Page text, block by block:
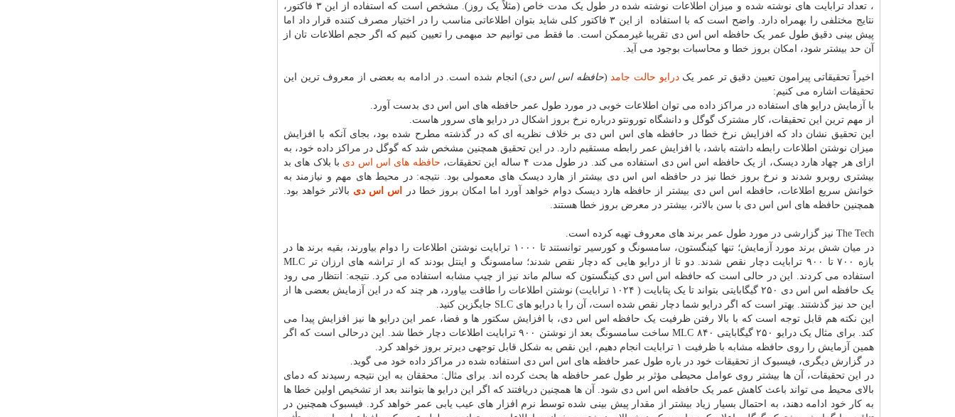
، تعداد ترابایت های نوشته شده و میزان اطلاعات نوشته شده در طول یک مدت خاص (مثلاً یک روز). مشخص است که استفاده از این ۳ فاکتور،
نتایج مختلفی را بهمراه دارد. واضح است که با استفاده از این ۳ فاکتور کلی شاید بتوان اطلاعاتی مناسب را در اختیار مصرف کننده قرار داد اما
پیش بینی دقیق طول عمر یک حافظه اس اس دی تقریبا غیرممکن است. ما فقط می توانیم حد مبهمی را تعیین کنیم که اگر حجم اطلاعات تان از
آن حد بیشتر شود، امکان بروز خطا و محاسبات بوجود می آید.
اخیراً تحقیقاتی پیرامون تعیین دقیق تر عمر یکدرایو حالت جامد(حافظه اس اس دی) انجام شده است. در ادامه به بعضی از معروف ترین این
تحقیقات اشاره می کنیم:
با آزمایش درایو های استفاده در مراکز داده می توان اطلاعات خوبی در مورد طول عمر حافظه های اس اس دی بدست آورد.
از مهم ترین این تحقیقات، کار مشترک گوگل و دانشگاه تورونتو درباره نرخ بروز اشکال در درایو های سرور هاست.
این تحقیق نشان داد که افزایش نرخ خطا در حافظه های اس اس دی بر خلاف نظریه ای که در گذشته مطرح شده بود، بجای آنکه با افزایش
میزان نوشتن اطلاعات رابطه داشته باشد، با افزایش عمر رابطه مستقیم دارد. در این تحقیق همچنین مشخص شد که گوگل در مراکز داده خود، به
ازای هر چهاد هارد دیسک، از یک حافظه اس اس دی استفاده می کند. در طول مدت ۴ ساله این تحقیقات،
حافظه های اس اس دی با بلاک های بد
بیشتری روبرو شدند و نرخ بروز خطا نیز در حافظه اس اس دی بیشتر از هارد دیسک های معمولی بود. نتیجه: در محیط های مهم و نیازمند به
خوانش سریع اطلاعات، حافظه اس اس دی بیشتر از حافظه هارد دیسک دوام خواهد آورد اما امکان بروز خطا در
اس اس دی بالاتر خواهد بود.
همچنین حافظه های اس اس دی با سن بالاتر، بیشتر در معرض بروز خطا هستند.
The Tech نیز گزارشی در مورد طول عمر برند های معروف تهیه کرده است.
در میان شش برند مورد آزمایش؛ تنها کینگستون، سامسونگ و کورسیر توانستند تا ۱۰۰۰ ترابایت نوشتن اطلاعات را دوام بیاورند، بقیه برند ها در
بازه ۷۰۰ تا ۹۰۰ ترابایت دچار نقص شدند. دو تا از درایو هایی که دچار نقص شدند؛ سامسونگ و اینتل بودند که از تراشه های ارزان تر MLC
استفاده می کردند. این در حالی است که حافظه اس اس دی کینگستون که سالم ماند نیز از چیپ مشابه استفاده می کرد. نتیجه: انتظار می رود
یک حافظه اس اس دی ۲۵۰ گیگابایتی بتواند تا یک پتابایت ( ۱۰۲۴ ترابایت) نوشتن اطلاعات را طاقت بیاورد، هر چند که در این آزمایش بعضی ها از
این حد نیز گذشتند. بهتر است که اگر درایو شما دچار نقص شده است، آن را با درایو های SLC جایگزین کنید.
این نکته هم قابل توجه است که با بالا رفتن ظرفیت یک حافظه اس اس دی، با افزایش سکتور ها و فضا، عمر این درایو ها نیز افزایش پیدا می
کند. برای مثال یک درایو ۲۵۰ گیگابایتی ۸۴۰ MLC ساخت سامسونگ بعد از نوشتن ۹۰۰ ترابایت اطلاعات دچار خطا شد. این درحالی است که اگر
همین آزمایش را روی حافظه مشابه با ظرفیت ۱ ترابایت انجام دهیم، این نقص به شکل قابل توجهی دیرتر بروز خواهد کرد.
در گزارش دیگری، فیسبوک از تحقیقات خود در باره طول عمر حافظه های اس اس دی استفاده شده در مراکز داده خود می گوید.
در این تحقیقات، آن ها بیشتر روی عوامل محیطی مؤثر بر طول عمر حافظه ها بحث کرده اند. برای مثال: محققان به این نتیجه رسیدند که دمای
بالای محیط می تواند باعث کاهش عمر یک حافظه اس اس دی شود. آن ها همچنین دریافتند که اگر این درایو ها بتوانند بعد از تشخیص اولین خطا ها
به کار خود ادامه دهند، به احتمال بسیار زیاد بیشتر از مقدار پیش بینی شده توسط نرم افزار های عیب یابی عمر خواهد کرد. فیسبوک همچنین در